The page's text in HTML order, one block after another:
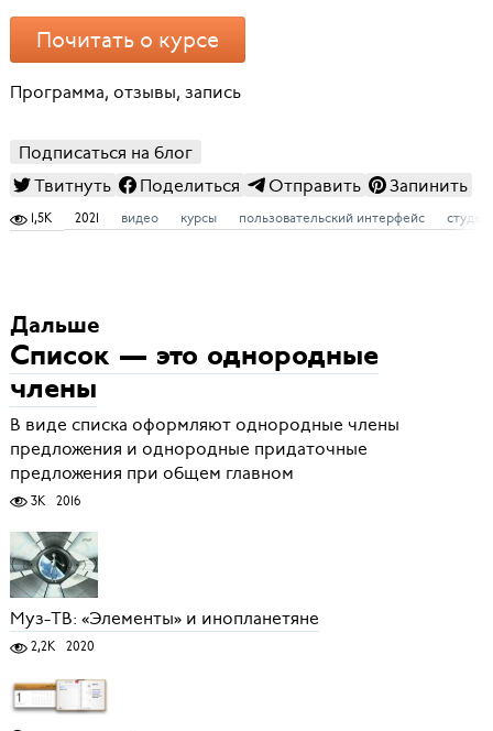
Почитать о курсе
Программа, отзывы, запись
Подписаться на блог
Твитнуть
Поделиться Отправить Запинить
1,5K 2021 видео курсы пользовательский интерфейс
Дальше
Список — это однородные
члены
В виде списка оформляют однородные члены
предложения и однородные придаточные
предложения при общем главном
3K 2016
Муз-ТВ: «Элементы» и инопланетяне
2,2K 2020